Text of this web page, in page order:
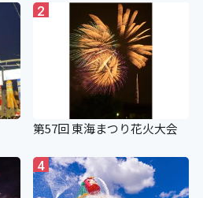
2
第57回 東海まつり花火大会
4